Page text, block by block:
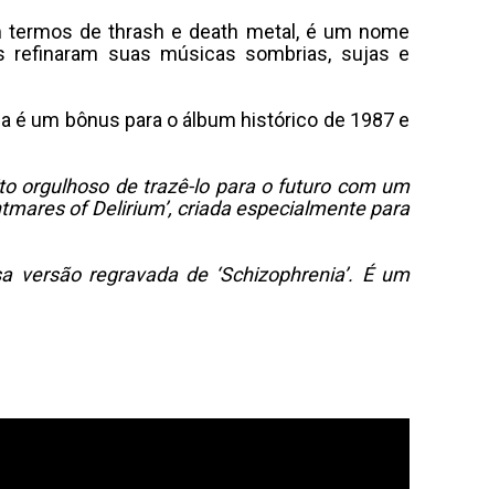
termos de thrash e death metal, é um nome
suas músicas sombrias, sujas e
é um bônus para o álbum histórico de 1987 e
orgulhoso de trazê-lo para o futuro com um
of Delirium’, criada especialmente para
regravada de ‘Schizophrenia’. É um